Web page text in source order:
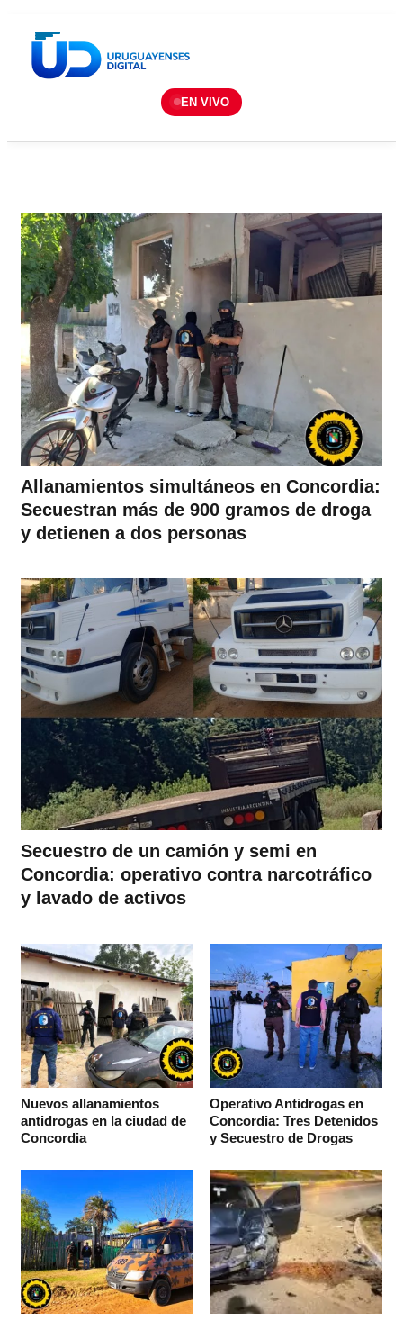
EN VIVO
Allanamientos simultáneos en Concordia:
Secuestran más de 900 gramos de droga
y detienen a dos personas
Secuestro de un camión y semi en
Concordia: operativo contra narcotráfico
y lavado de activos
Nuevos allanamientos
antidrogas en la ciudad de
Concordia
Operativo Antidrogas en
Concordia: Tres Detenidos
y Secuestro de Drogas